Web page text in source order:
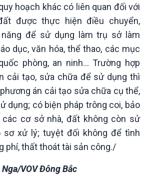
Multimedia
Ảnh
Video
E-Magazine
hoạch khác có liên quan đối với
được thực hiện điều chuyển,
để sử dụng làm trụ sở làm
dục, văn hóa, thể thao, các mục
phòng, an ninh... Trường hợp
cải tạo, sửa chữa để sử dụng thì
án cải tạo sửa chữa cụ thể,
dụng; có biện pháp trông coi, bảo
cơ sở nhà, đất không còn sử
sơ xử lý; tuyệt đối không để tình
phí, thất thoát tài sản công./
VOV Đông Bắc